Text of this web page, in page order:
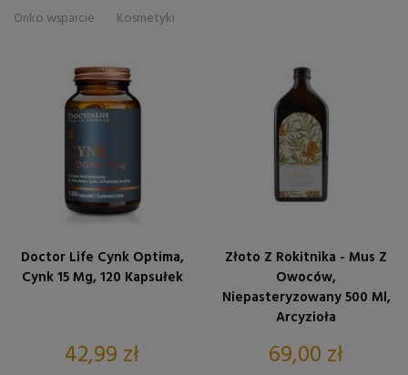
Onko wsparcie
Kosmetyki
Doctor Life Cynk Optima,
Cynk 15 Mg, 120 Kapsułek
Cena
42,99 zł
Złoto Z Rokitnika - Mus Z
Owoców,
Niepasteryzowany 500 Ml,
Arcyzioła
Cena
69,00 zł